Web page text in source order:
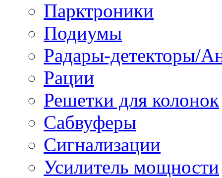
Парктроники
Подиумы
Радары-детекторы/
Рации
Решетки для колонок
Сабвуферы
Сигнализации
Усилитель мощности